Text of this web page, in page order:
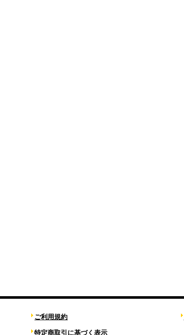
ご利用規約
特定商取引に基づく表示